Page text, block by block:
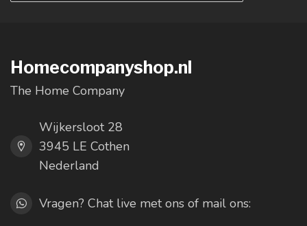
Homecompanyshop.nl
The Home Company
Wijkersloot 28
3945 LE Cothen
Nederland
Vragen? Chat live met ons of mail ons: